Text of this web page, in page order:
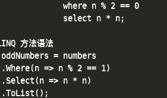
where n % 2 == 0
select n * n;
方法语法
= numbers
=> n % 2 == 1)
=> n * n)